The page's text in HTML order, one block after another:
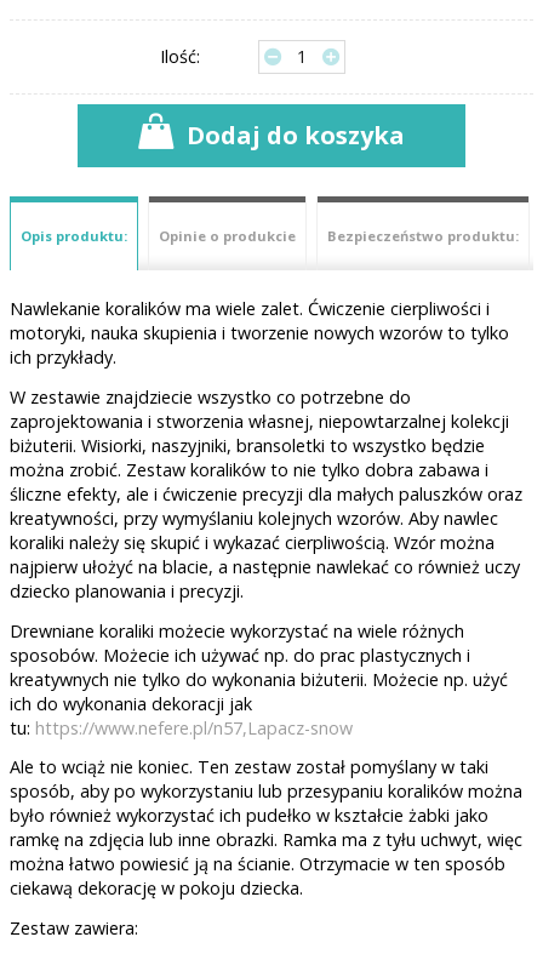
Ilość:
Dodaj do koszyka
Opis produktu: Opinie o produkcie Bezpieczeństwo produktu:
Nawlekanie koralików ma wiele zalet. Ćwiczenie cierpliwości i
motoryki, nauka skupienia i tworzenie nowych wzorów to tylko
ich przykłady.
W zestawie znajdziecie wszystko co potrzebne do
zaprojektowania i stworzenia własnej, niepowtarzalnej kolekcji
biżuterii. Wisiorki, naszyjniki, bransoletki to wszystko będzie
można zrobić. Zestaw koralików to nie tylko dobra zabawa i
śliczne efekty, ale i ćwiczenie precyzji dla małych paluszków oraz
kreatywności, przy wymyślaniu kolejnych wzorów. Aby nawlec
koraliki należy się skupić i wykazać cierpliwością. Wzór można
najpierw ułożyć na blacie, a następnie nawlekać co również uczy
dziecko planowania i precyzji.
Drewniane koraliki możecie wykorzystać na wiele różnych
sposobów. Możecie ich używać np. do prac plastycznych i
kreatywnych nie tylko do wykonania biżuterii. Możecie np. użyć
ich do wykonania dekoracji jak
tu: https://www.nefere.pl/n57,Lapacz-snow
Ale to wciąż nie koniec. Ten zestaw został pomyślany w taki
sposób, aby po wykorzystaniu lub przesypaniu koralików można
było również wykorzystać ich pudełko w kształcie żabki jako
ramkę na zdjęcia lub inne obrazki. Ramka ma z tyłu uchwyt, więc
można łatwo powiesić ją na ścianie. Otrzymacie w ten sposób
ciekawą dekorację w pokoju dziecka.
Zestaw zawiera: